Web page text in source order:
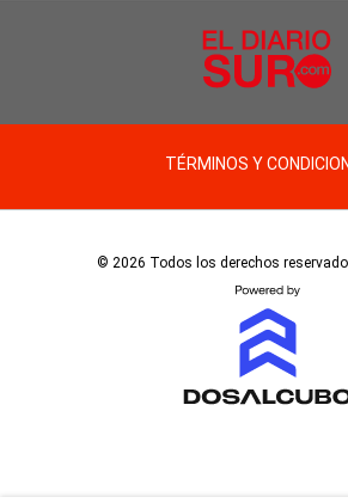
TÉRMINOS Y
© 2026 Todos los derechos